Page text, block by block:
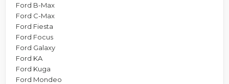
Ford B-Max
Ford C-Max
Ford Fiesta
Ford Focus
Ford Galaxy
Ford KA
Ford Kuga
Ford Mondeo